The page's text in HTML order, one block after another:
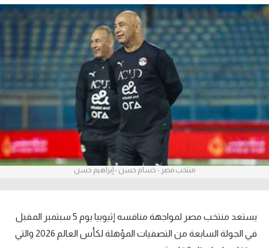
فيديوهات
عدسات
آراء حرة
ركن الألعاب
بطولات
أمريكا 2026
الدوري الإسباني
منتخب مصر - حسام حسن - إبراهيم حسن
يستعد منتخب مصر لمواجهة منافسه إثيوبيا يوم 5 سبتمبر المقبل
في الجولة السابعة من التصفيات المؤهلة لكأس العالم 2026 والتي